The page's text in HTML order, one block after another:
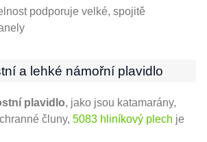
podporuje velké, spojitě
a lehké námořní plavidlo
plavidlo, jako jsou katamarány,
čluny, 5083 hliníkový plech je